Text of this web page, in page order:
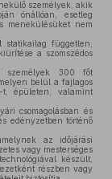
személyek, akik
önállóan, esetleg
menekülésüket nem
statikailag független,
a szomszédos
személyek 300 főt
belül a fajlagos
-t, épületen, valamint
csomagolásban és
edényzetben történő
az időjárási
vagy mesterséges
készült,
részben vagy